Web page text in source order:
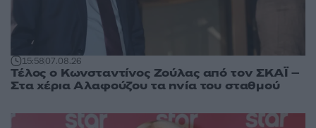
15:5807.08.26
Τέλος ο Κωνσταντίνος Ζούλας από τον ΣΚΑΪ –
Στα χέρια Αλαφούζου τα ηνία του σταθμού